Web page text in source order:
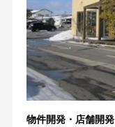
物件開発・店舗開発